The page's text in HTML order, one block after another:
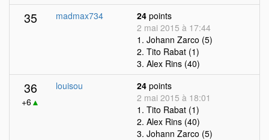
35 madmax734 24 points
2 mai 2015 à 17:44
1. Johann Zarco (5)
2. Tito Rabat (1)
3. Alex Rins (40)
36
+6▲
louisou 24 points
2 mai 2015 à 18:01
1. Tito Rabat (1)
2. Alex Rins (40)
3. Johann Zarco (5)